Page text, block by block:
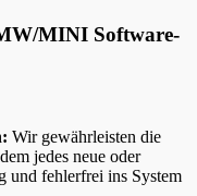
MINI Software-
Wir gewährleisten die
jedes neue oder
und fehlerfrei ins System